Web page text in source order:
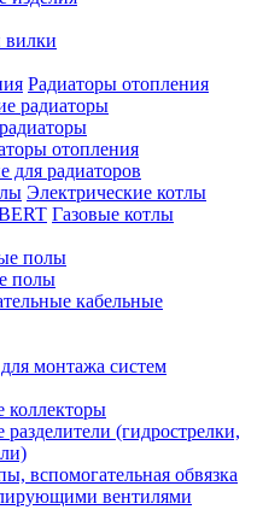
вилки
Радиаторы отопления
радиаторы
отопления
радиаторов
Электрические котлы
Газовые котлы
полы
полы
кабельные
монтажа систем
коллекторы
разделители (гидрострелки,
вспомогательная обвязка